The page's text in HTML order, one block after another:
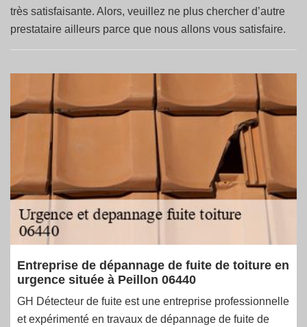
très satisfaisante. Alors, veuillez ne plus chercher d’autre
prestataire ailleurs parce que nous allons vous satisfaire.
Entreprise de dépannage de fuite de toiture en
urgence située à Peillon 06440
GH Détecteur de fuite est une entreprise professionnelle
et expérimenté en travaux de dépannage de fuite de